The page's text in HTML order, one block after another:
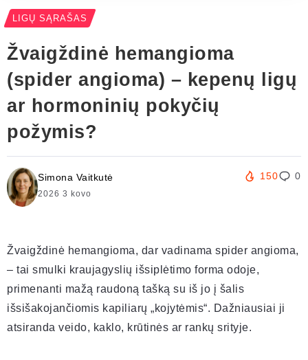
LIGŲ SĄRAŠAS
Žvaigždinė hemangioma
(spider angioma) – kepenų ligų
ar hormoninių pokyčių
požymis?
Simona Vaitkutė
2026 3 kovo
150 0
Žvaigždinė hemangioma, dar vadinama spider angioma,
– tai smulki kraujagyslių išsiplėtimo forma odoje,
primenanti mažą raudoną tašką su iš jo į šalis
išsišakojančiomis kapiliarų „kojytėmis“. Dažniausiai ji
atsiranda veido, kaklo, krūtinės ar rankų srityje.